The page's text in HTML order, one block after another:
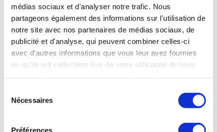
médias sociaux et d'analyser notre trafic. Nous
partageons également des informations sur l'utilisation de
notre site avec nos partenaires de médias sociaux, de
publicité et d'analyse, qui peuvent combiner celles-ci
avec d'autres informations que vous leur avez fournies
ou qu'ils ont collectées lors de votre utilisation de leurs
Nécessaires
Préférences
CNEth et de ses partenaires adhérents (établissements
thermaux) et de ses prestataires ou fournisseurs
(Ipanema, Digital Keys, Pertineo et Parties Prenantes,
Webu, Nomoon) qui prennent les mesures juridiques,
techniques et organisationnelles appropriées pour
protéger vos données personnelles. Ces personnes sont
celles qui, par leurs fonctions, sont légitimes à se voir
communiquer ces données, afin de réaliser les finalités
boutons de réseaux sociaux permettant à l’utilisateur de